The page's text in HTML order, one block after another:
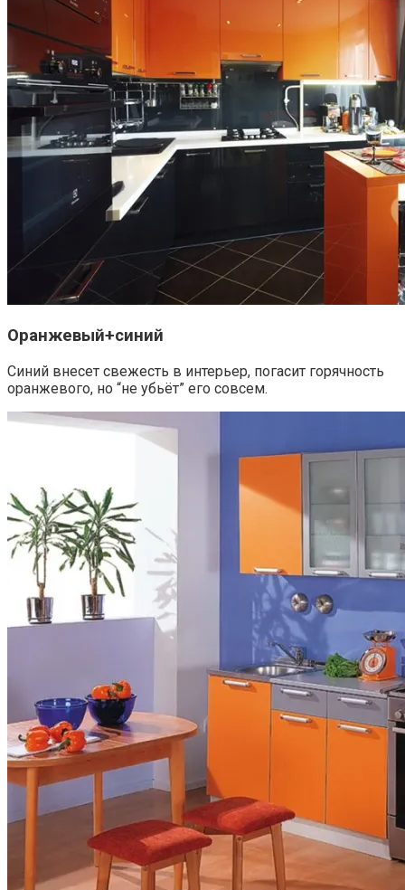
Оранжевый+синий
Синий внесет свежесть в интерьер, погасит горячность
оранжевого, но “не убьёт” его совсем.